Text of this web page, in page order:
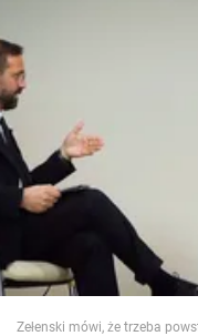
Społeczeństwo
Wojna na Ukrainie
Jedzenie
Zełenski mówi, że trzeba